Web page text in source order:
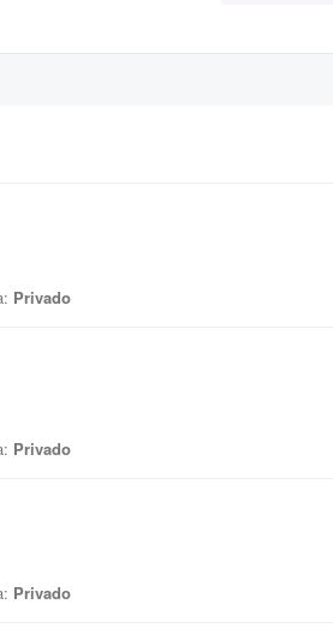
Privado
Privado
Privado